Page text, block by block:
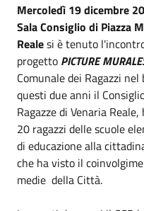
Mercoledì 19 dicembre
Sala Consiglio di Piazza
Realesi è tenuto
progetto PICTURE
Comunale dei Ragazzi
questi due anni il
Ragazze di Venaria
20 ragazzi delle scuole
di educazione alla
che ha visto il
medie della Città.